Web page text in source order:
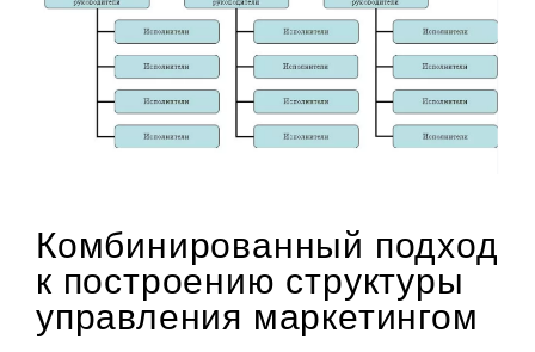
Комбинированный подход
к построению структуры
управления маркетингом